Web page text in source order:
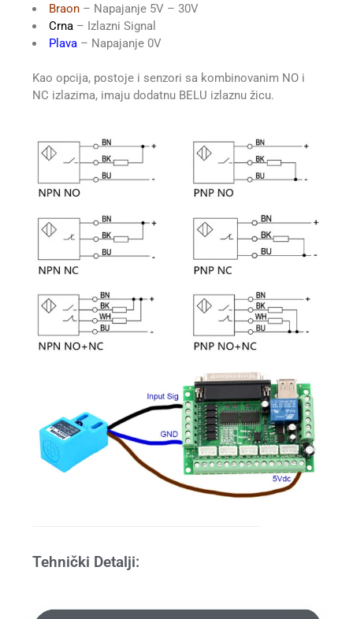
Braon – Napajanje 5V – 30V
Crna – Izlazni Signal
Plava – Napajanje 0V
Kao opcija, postoje i senzori sa kombinovanim NO i
NC izlazima, imaju dodatnu BELU izlaznu žicu.
Tehnički Detalji: